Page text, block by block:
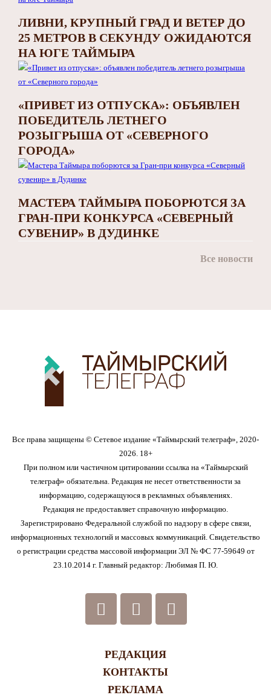
ЛИВНИ, КРУПНЫЙ ГРАД И ВЕТЕР ДО
25 МЕТРОВ В СЕКУНДУ ОЖИДАЮТСЯ
НА ЮГЕ ТАЙМЫРА
«ПРИВЕТ ИЗ ОТПУСКА»: ОБЪЯВЛЕН
ПОБЕДИТЕЛЬ ЛЕТНЕГО
РОЗЫГРЫША ОТ «СЕВЕРНОГО
ГОРОДА»
МАСТЕРА ТАЙМЫРА ПОБОРЮТСЯ ЗА
ГРАН-ПРИ КОНКУРСА «СЕВЕРНЫЙ
СУВЕНИР» В ДУДИНКЕ
Все новости
Все права защищены © Сетевое издание «Таймырский телеграф», 2020-
2026. 18+
При полном или частичном цитировании ссылка на «Таймырский
телеграф» обязательна. Редакция не несет ответственности за
информацию, содержащуюся в рекламных объявлениях.
Редакция не предоставляет справочную информацию.
Зарегистрировано Федеральной службой по надзору в сфере связи,
информационных технологий и массовых коммуникаций. Свидетельство
о регистрации средства массовой информации ЭЛ № ФС 77-59649 от
23.10.2014 г. Главный редактор: Любимая П. Ю.
РЕДАКЦИЯ
КОНТАКТЫ
РЕКЛАМА